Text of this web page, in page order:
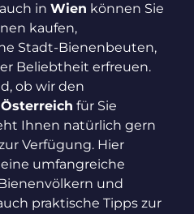
in Wien können Sie
kaufen,
Stadt-Bienenbeuten,
Beliebtheit erfreuen.
ob wir den
für Sie
Ihnen natürlich gern
Verfügung. Hier
umfangreiche
und
praktische Tipps zur